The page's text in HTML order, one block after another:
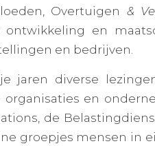
Overtuigen &
ontwikkeling en
en bedrijven.
jaren diverse
en
de
groepjes mensen in